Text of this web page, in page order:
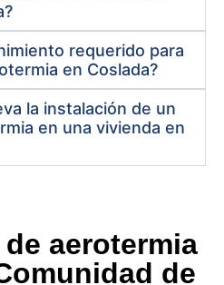
requerido para
en Coslada?
la instalación de un
en una vivienda en
aerotermia
de